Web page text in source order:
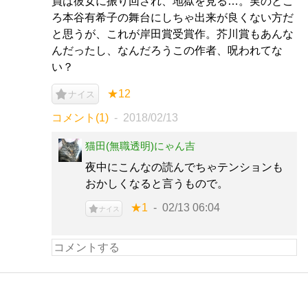
ろ本谷有希子の舞台にしちゃ出来が良くない方だ
と思うが、これが岸田賞受賞作。芥川賞もあんな
んだったし、なんだろうこの作者、呪われてな
い？
ナイス ★12
コメント(1) 2018/02/13
猫田(無職透明)にゃん吉
夜中にこんなの読んでちゃテンションも
おかしくなると言うもので。
ナイス ★1 02/13 06:04